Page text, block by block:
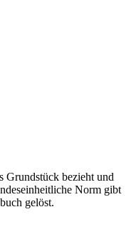
Grundstück bezieht und
Norm gibt
gelöst.